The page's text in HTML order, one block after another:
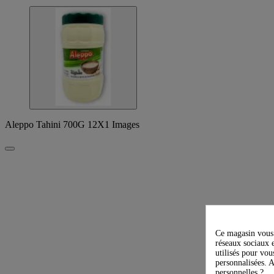
Aleppo Tahini 700G 12X1 Images
Ce magasin
réseaux sociaux
utilisés pour
personnalisées.